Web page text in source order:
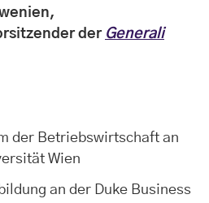
der Generali
der Betriebswirtschaft an
Wien
an der Duke Business